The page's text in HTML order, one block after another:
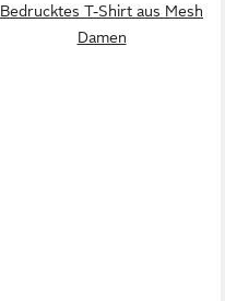
Bedrucktes T-Shirt aus Mesh
Damen